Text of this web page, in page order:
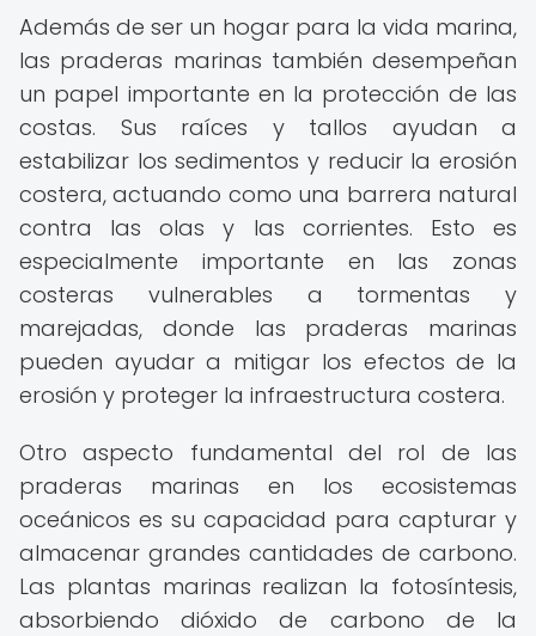
Además de ser un hogar para la vida marina,
las praderas marinas también desempeñan
un papel importante en la protección de las
costas. Sus raíces y tallos ayudan a
estabilizar los sedimentos y reducir la erosión
costera, actuando como una barrera natural
contra las olas y las corrientes. Esto es
especialmente importante en las zonas
costeras vulnerables a tormentas y
marejadas, donde las praderas marinas
pueden ayudar a mitigar los efectos de la
erosión y proteger la infraestructura costera.
Otro aspecto fundamental del rol de las
praderas marinas en los ecosistemas
oceánicos es su capacidad para capturar y
almacenar grandes cantidades de carbono.
Las plantas marinas realizan la fotosíntesis,
absorbiendo dióxido de carbono de la